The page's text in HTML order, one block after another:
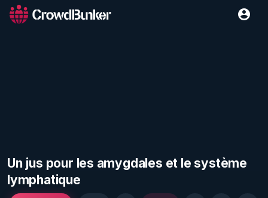
Un jus pour les amygdales et le système
lymphatique